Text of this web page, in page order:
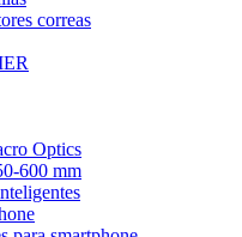
correas
Optics
600 mm